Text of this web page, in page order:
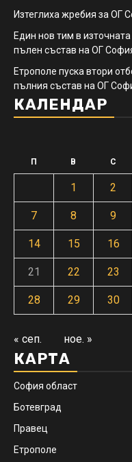
Изтеглиха жребия за ОГ
Един нов тим в
пълен състав на ОГ
Етрополе пуска втори
пълния състав на ОГ
КАЛЕНДАР
П В С
1 2
7 8 9
14 15 16
21 22 23
28 29 30
« сеп. ное. »
КАРТА
София област
Ботевград
Правец
Етрополе